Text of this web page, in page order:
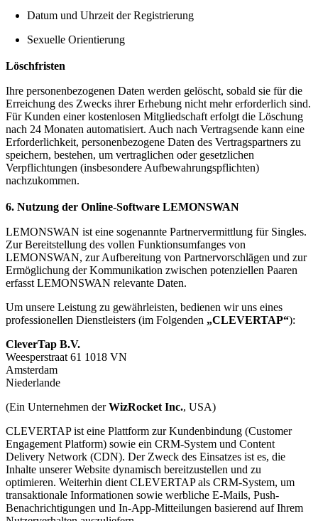
Datum und Uhrzeit der Registrierung
Sexuelle Orientierung
Löschfristen
Ihre personenbezogenen Daten werden gelöscht, sobald sie für die
Erreichung des Zwecks ihrer Erhebung nicht mehr erforderlich sind.
Für Kunden einer kostenlosen Mitgliedschaft erfolgt die Löschung
nach 24 Monaten automatisiert. Auch nach Vertragsende kann eine
Erforderlichkeit, personenbezogene Daten des Vertragspartners zu
speichern, bestehen, um vertraglichen oder gesetzlichen
Verpflichtungen (insbesondere Aufbewahrungspflichten)
nachzukommen.
6. Nutzung der Online-Software LEMONSWAN
LEMONSWAN ist eine sogenannte Partnervermittlung für Singles.
Zur Bereitstellung des vollen Funktionsumfanges von
LEMONSWAN, zur Aufbereitung von Partnervorschlägen und zur
Ermöglichung der Kommunikation zwischen potenziellen Paaren
erfasst LEMONSWAN relevante Daten.
Um unsere Leistung zu gewährleisten, bedienen wir uns eines
professionellen Dienstleisters (im Folgenden „CLEVERTAP“):
CleverTap B.V.
Weesperstraat 61 1018 VN
Amsterdam
Niederlande
(Ein Unternehmen derWizRocket Inc., USA)
CLEVERTAP ist eine Plattform zur Kundenbindung (Customer
Engagement Platform) sowie ein CRM-System und Content
Delivery Network (CDN). Der Zweck des Einsatzes ist es, die
Inhalte unserer Website dynamisch bereitzustellen und zu
optimieren. Weiterhin dient CLEVERTAP als CRM-System, um
transaktionale Informationen sowie werbliche E-Mails, Push-
Benachrichtigungen und In-App-Mitteilungen basierend auf Ihrem